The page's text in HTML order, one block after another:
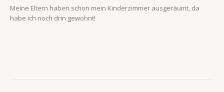
Meine Eltern haben schon mein Kinderzimmer ausgeräumt, da
habe ich noch drin gewohnt!